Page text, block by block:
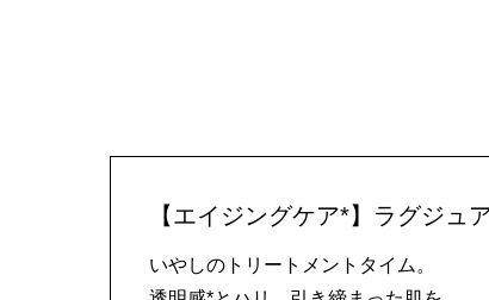
【エイジングケア*】ラグジュ
いやしのトリートメントタイム。